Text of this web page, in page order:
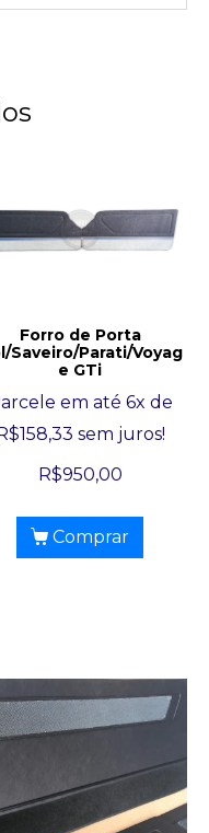
Forro de Porta
Saveiro/Parati/Voyag
e GTi
em até 6x de
158,33 sem juros!
R$950,00
Comprar